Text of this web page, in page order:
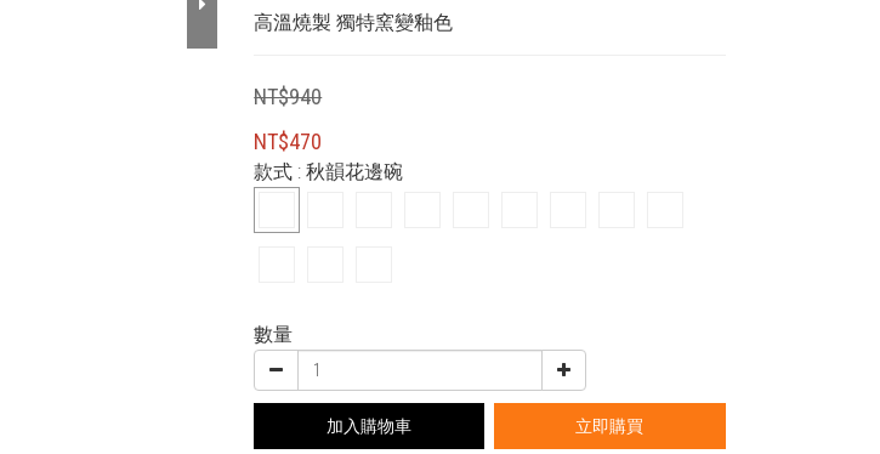
高溫燒製 獨特窯變釉色
NT$940
NT$470
款式 : 秋韻花邊碗
數量
加入購物車 立即購買